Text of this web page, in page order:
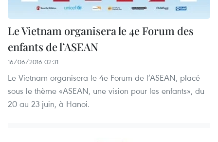
Le Vietnam organisera le 4e Forum des
enfants de l’ASEAN
16/06/2016 02:31
Le Vietnam organisera le 4e Forum de l’ASEAN, placé
sous le thème «ASEAN, une vision pour les enfants», du
20 au 23 juin, à Hanoi.